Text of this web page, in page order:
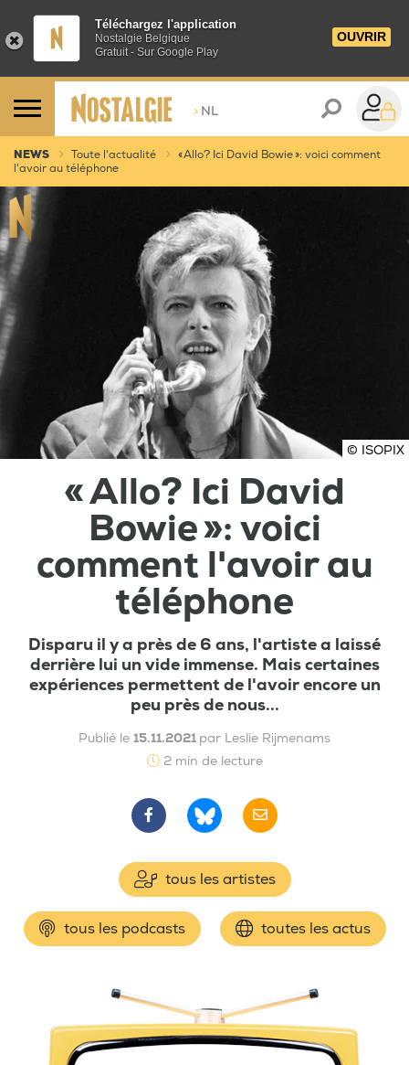
Téléchargez l'application
Nostalgie Belgique
Gratuit - Sur Google Play
OUVRIR
> NL
NEWS Toute l'actualité
« Allo? Ici David Bowie »: voici comment
l'avoir au téléphone
© ISOPIX
« Allo? Ici David
Bowie »: voici
comment l'avoir au
téléphone
Disparu il y a près de 6 ans, l'artiste a laissé
derrière lui un vide immense. Mais certaines
expériences permettent de l'avoir encore un
peu près de nous...
Publié le 15.11.2021 par Leslie Rijmenams
2 min de lecture
tous les artistes
tous les podcasts toutes les actus